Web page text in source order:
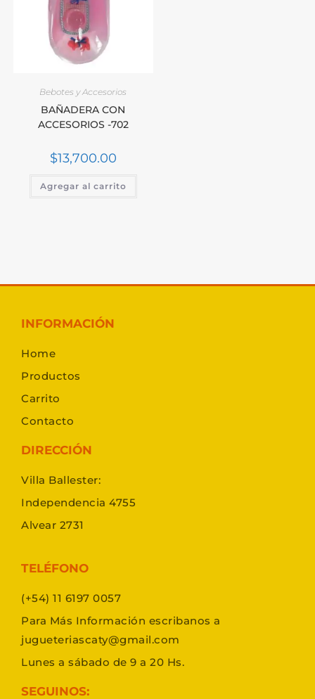
Bebotes y Accesorios
BAÑADERA CON
ACCESORIOS -702
$13,700.00
Agregar al carrito
INFORMACIÓN
Home
Productos
Carrito
Contacto
DIRECCIÓN
Villa Ballester:
Independencia 4755
Alvear 2731
TELÉFONO
(+54) 11 6197 0057
Para Más Información escribanos a
jugueteriascaty@gmail.com
Lunes a sábado de 9 a 20 Hs.
SEGUINOS: